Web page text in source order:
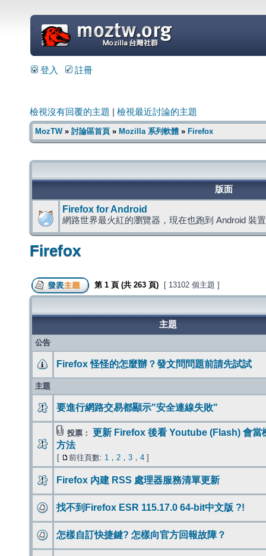
=
登入 註冊
檢視沒有回覆的主題 檢視最近討論的主題
MozTW» 討論區首頁 » Mozilla 系列軟體 » Firefox
版面
Firefox for Android
網路世界最火紅的瀏覽器，現在也跑到 Android 裝
Firefox
第 1 頁 (共 263 頁) [ 13102 個主題 ]
主題
公告
Firefox 怪怪的怎麼辦？發文問問題前請先試試
主題
要進行網路交易都顯示"安全連線失敗"
投票： 更新 Firefox 後看 Youtube (Flash) 會當
方法
[ 前往頁數: 1 ， 2 ， 3 ， 4 ]
Firefox 內建 RSS 處理器服務清單更新
找不到Firefox ESR 115.17.0 64-bit中文版 ?!
怎樣自訂快捷鍵? 怎樣向官方回報故障？